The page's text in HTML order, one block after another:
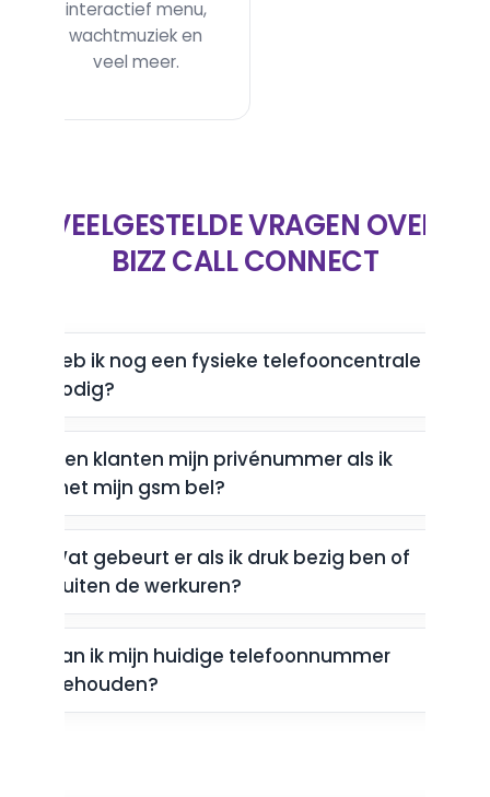
Maak een professioneel meerkeuzemenu aan
(bijv. "Druk 1 voor sales, druk 2 voor support") om
uw klanten direct naar de juiste afdeling te
Call Center
€ 2,00/maand
Beheer een vlotte en professionele
gesprekswachtrij op drukke momenten. Volledig
inclusief gepersonaliseerde wachtmuziek en een
interactief menu,
wachtmuziek en
veel meer.
VEELGESTELDE VRAGEN OVER
BIZZ CALL CONNECT
Heb ik nog een fysieke telefooncentrale
nodig?
Zien klanten mijn privénummer als ik
met mijn gsm bel?
Wat gebeurt er als ik druk bezig ben of
buiten de werkuren?
Kan ik mijn huidige telefoonnummer
behouden?